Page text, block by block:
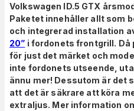
Volkswagen ID.5 GTX
Paketet innehåller allt som
och integrerad installation
20” i fordonets frontgrill. Då
för just det märket och
inte fordonets utseende,
ännu mer! Dessutom är det
att det är säkrare att köra
extraljus. Mer information